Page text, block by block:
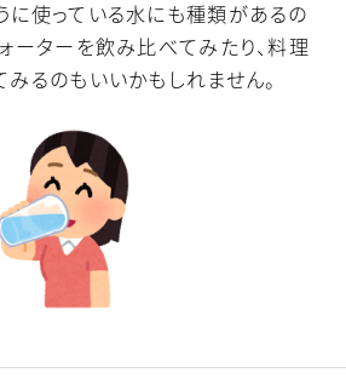
に使っている水にも種類があるの
ーターを飲み比べてみたり、料理
るのもいいかもしれません。